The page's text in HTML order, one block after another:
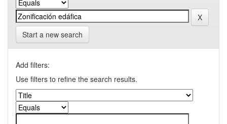
Start a new search
Add filters:
Use filters to refine the search results.